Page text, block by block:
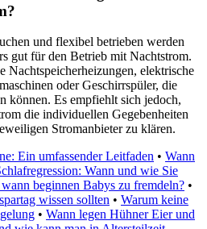
und flexibel betrieben werden
gut für den Betrieb mit Nachtstrom.
Nachtspeicherheizungen, elektrische
oder Geschirrspüler, die
können. Es empfiehlt sich jedoch,
die individuellen Gegebenheiten
Stromanbieter zu klären.
Ein umfassender Leitfaden • Wann
Wann und wie Sie
beginnen Babys zu fremdeln? •
wissen sollten • Warum keine
• Wann legen Hühner Eier und